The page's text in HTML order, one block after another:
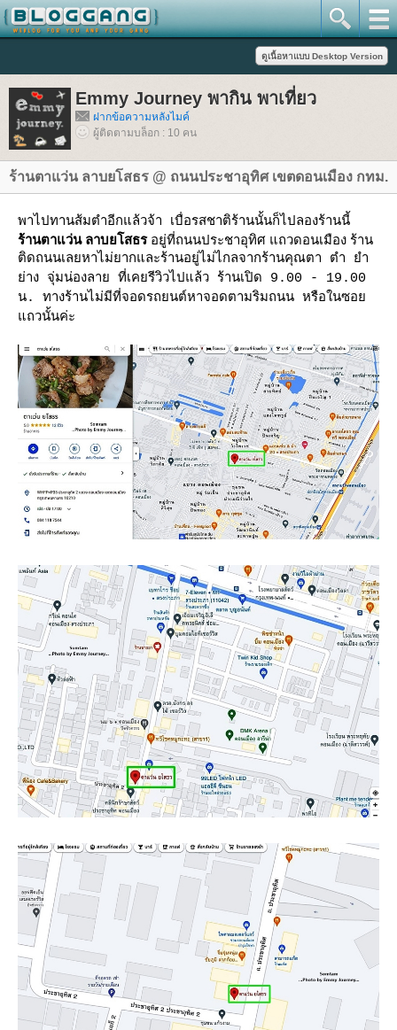
Emmy Journey พากิน พาเที่ยว
ฝากข้อความหลังไมค์
ผู้ติดตามบล็อก : 10 คน
ร้านตาแว่น ลาบยโสธร @ ถนนประชาอุทิศ เขตดอนเมือง กทม.
พาไปทานส้มตำอีกแล้วจ้า เบื่อรสชาติร้านนั้นก็ไปลองร้านนี้
ร้านตาแว่น ลาบยโสธร อยู่ที่ถนนประชาอุทิศ แถวดอนเมือง ร้าน
ติดถนนเลยหาไม่ยากและร้านอยู่ไม่ไกลจากร้านคุณตา ตำ ยำ
่าง จุ่มน่องลาย ที่เคยรีวิวไปแล้ว ร้านเปิด 9.00 - 19.00
น. ทางร้านไม่มีที่จอดรถยนต์หาจอดตามริมถนน หรือในซอ
ถวนั้นค่ะ